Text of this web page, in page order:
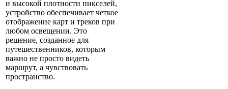
и высокой плотности пикселей,
устройство обеспечивает четкое
отображение карт и треков при
любом освещении. Это
решение, созданное для
путешественников, которым
важно не просто видеть
маршрут, а чувствовать
пространство.